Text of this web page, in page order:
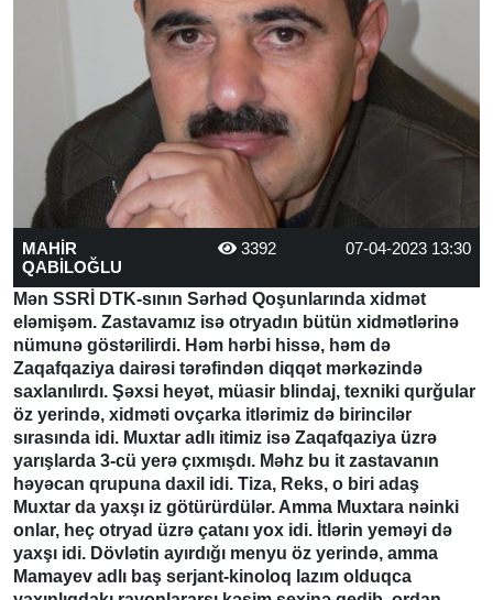
MAHİR
QABİLOĞLU
3392 07-04-2023 13:30
Mən SSRİ DTK-sının Sərhəd Qoşunlarında xidmət
eləmişəm. Zastavamız isə otryadın bütün xidmətlərinə
nümunə göstərilirdi. Həm hərbi hissə, həm də
Zaqafqaziya dairəsi tərəfindən diqqət mərkəzində
saxlanılırdı. Şəxsi heyət, müasir blindaj, texniki qurğular
öz yerində, xidməti ovçarka itlərimiz də birincilər
sırasında idi. Muxtar adlı itimiz isə Zaqafqaziya üzrə
yarışlarda 3-cü yerə çıxmışdı. Məhz bu it zastavanın
həyəcan qrupuna daxil idi. Tiza, Reks, o biri adaş
Muxtar da yaxşı iz götürürdülər. Amma Muxtara nəinki
onlar, heç otryad üzrə çatanı yox idi. İtlərin yeməyi də
yaxşı idi. Dövlətin ayırdığı menyu öz yerində, amma
Mamayev adlı baş serjant-kinoloq lazım olduqca